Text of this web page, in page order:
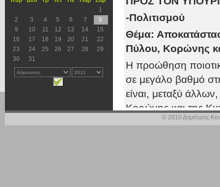
1
2
3 4 5 6 7
8
9
10 11 12 13 14
15
16
17 18 19 20 21
22
23
24 25 26 27 28
29
30
31
-Πολιτισμού
Θέμα:
Πύλου, Κορώνης
Η προώθηση
σε μεγάλο βαθμό
είναι, μεταξύ
Κορώνης και της
Επειδή όλα τα
© 2010 Δημήτρης